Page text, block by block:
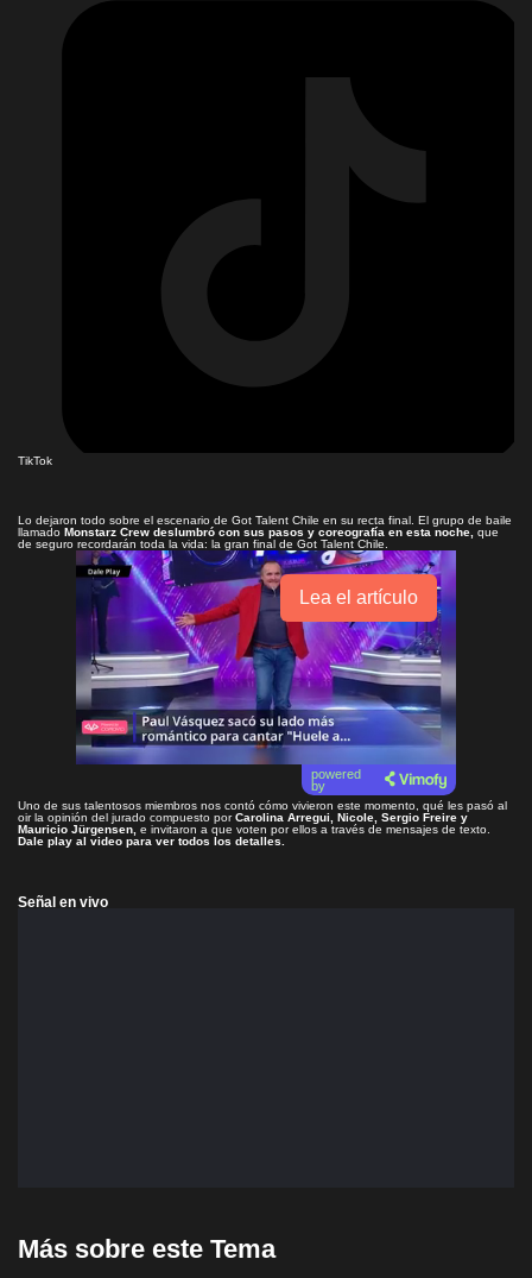
TikTok
Lo dejaron todo sobre el escenario de Got Talent Chile en su recta final. El grupo de baile
llamado Monstarz Crew deslumbró con sus pasos y coreografía en esta noche, que
de seguro recordarán toda la vida: la gran final de Got Talent Chile.
Lea el artículo
powered
by
Uno de sus talentosos miembros nos contó cómo vivieron este momento, qué les pasó al
oir la opinión del jurado compuesto porCarolina Arregui, Nicole, Sergio Freire y
Mauricio Jürgensen, e invitaron a que voten por ellos a través de mensajes de texto.
Dale play al video para ver todos los detalles.
Señal en vivo
Más sobre este Tema